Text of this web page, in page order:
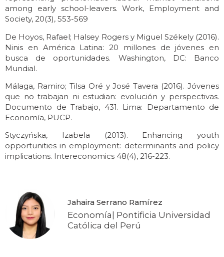
among early school-leavers. Work, Employment and
Society, 20(3), 553-569
De Hoyos, Rafael; Halsey Rogers y Miguel Székely (2016).
Ninis en América Latina: 20 millones de jóvenes en
busca de oportunidades. Washington, DC: Banco
Mundial.
Málaga, Ramiro; Tilsa Oré y José Tavera (2016). Jóvenes
que no trabajan ni estudian: evolución y perspectivas.
Documento de Trabajo, 431. Lima: Departamento de
Economía, PUCP.
Styczyńska, Izabela (2013). Enhancing youth
opportunities in employment: determinants and policy
implications. Intereconomics 48(4), 216-223.
Jahaira Serrano Ramírez
Economía| Pontificia Universidad
Católica del Perú